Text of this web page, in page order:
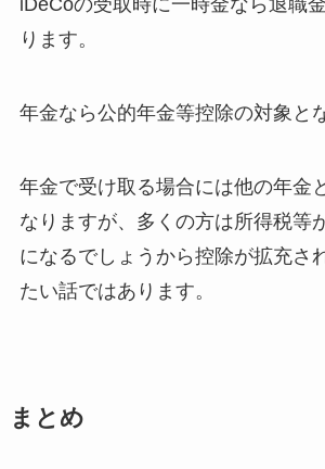
ります。
年金なら公的年金等控除の対象と
年金で受け取る場合には他の年金
なりますが、多くの方は所得税等
になるでしょうから控除が拡充さ
たい話ではあります。
まとめ